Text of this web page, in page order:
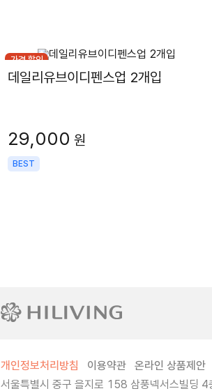
가격 할인
데일리유브이디펜스업 2개입
29,000 원
BEST
개인정보처리방침 이용약관
온라인 상품제안
서울특별시 중구 을지로 158 삼풍넥서스빌딩